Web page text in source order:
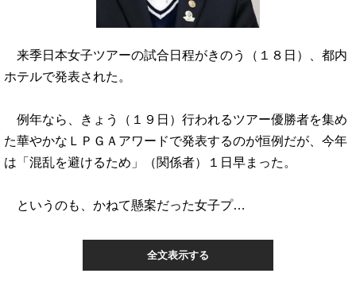
来季日本女子ツアーの試合日程がきのう（１８日）、都内
ホテルで発表された。
例年なら、きょう（１９日）行われるツアー優勝者を集め
た華やかなＬＰＧＡアワードで発表するのが恒例だが、今年
は「混乱を避けるため」（関係者）１日早まった。
というのも、かねて懸案だった女子プ…
全文表示する